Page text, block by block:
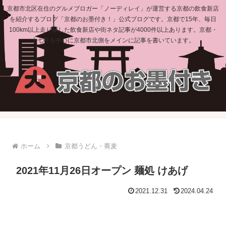
京都市北区在住のグルメブロガー「ノーディレイ」が運営する京都の飲食新店
を紹介するブログ「京都のお墨付き！」公式ブログです。京都で15年、毎日
100km以上走り探した飲食新店や街ネタ記事が4000件以上あります。京都・
上七軒を中心に京都市北側をメインに記事を書いています。
ホーム 京都うどん・蕎麦
2021年11月26日オープン 麺処 けあげ
2021.12.31 2024.04.24